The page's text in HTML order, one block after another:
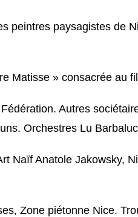
peintres paysagistes de
Matisse » consacrée au
Autres
Orchestres Lu
Naïf Anatole Jakowsky,
Zone piétonne Nice.